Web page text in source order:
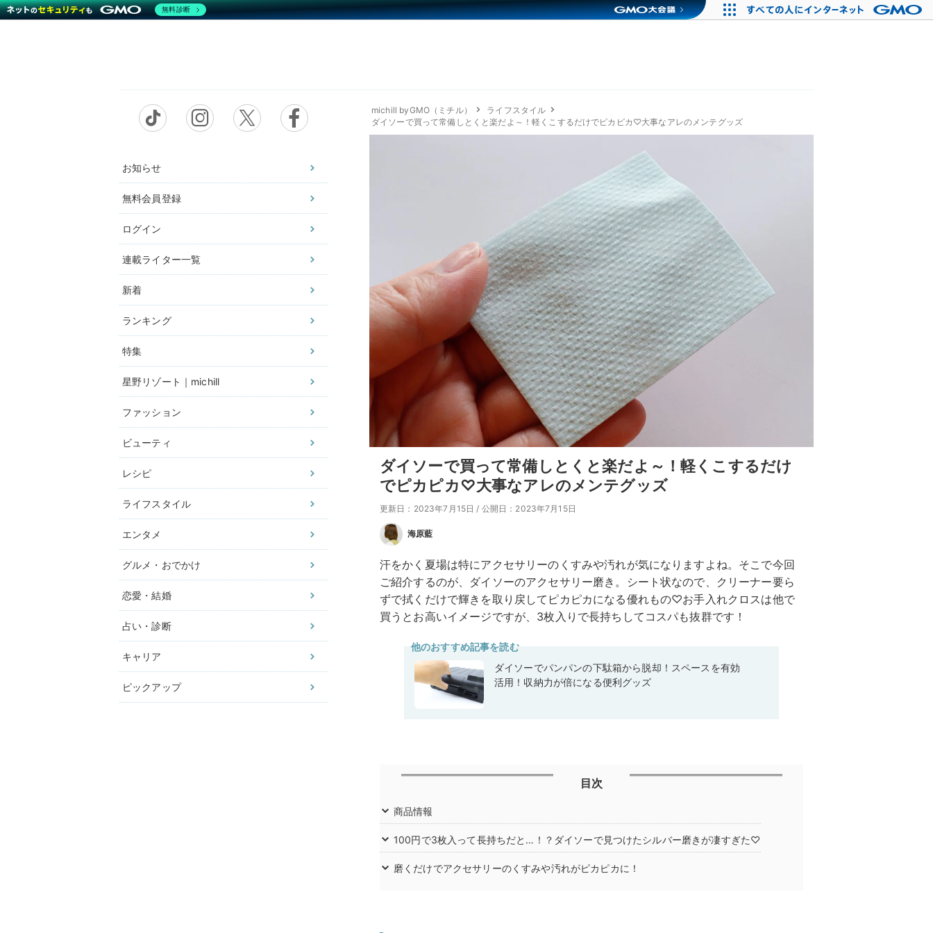
お知らせ
無料会員登録
ログイン
連載ライター一覧
新着
ランキング
特集
星野リゾート｜michill
ファッション
ビューティ
レシピ
ライフスタイル
エンタメ
グルメ・おでかけ
恋愛・結婚
占い・診断
キャリア
ピックアップ
michill byGMO（ミチル）
ライフスタイル
ダイソーで買って常備しとくと楽だよ～！軽くこするだけでピカピカ♡大事なアレのメンテグッズ
ダイソーで買って常備しとくと楽だよ～！軽くこするだけ
でピカピカ♡大事なアレのメンテグッズ
更新日：2023年7月15日 / 公開日：2023年7月15日
海原藍
汗をかく夏場は特にアクセサリーのくすみや汚れが気になりますよね。そこで今回
ご紹介するのが、ダイソーのアクセサリー磨き。シート状なので、クリーナー要ら
ずで拭くだけで輝きを取り戻してピカピカになる優れもの♡お手入れクロスは他で
買うとお高いイメージですが、3枚入りで長持ちしてコスパも抜群です！
他のおすすめ記事を読む
ダイソーでパンパンの下駄箱から脱却！スペースを有効
活用！収納力が倍になる便利グッズ
目次
商品情報
100円で3枚入って長持ちだと…！？ダイソーで見つけたシルバー磨きが凄すぎた♡
磨くだけでアクセサリーのくすみや汚れがピカピカに！
無料診断